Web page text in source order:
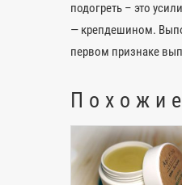
подогреть – это
— крепдешином.
первом признаке